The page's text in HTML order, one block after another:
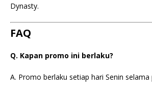
Dynasty.
FAQ
Q. Kapan promo ini berlaku?
A. Promo berlaku setiap hari Senin